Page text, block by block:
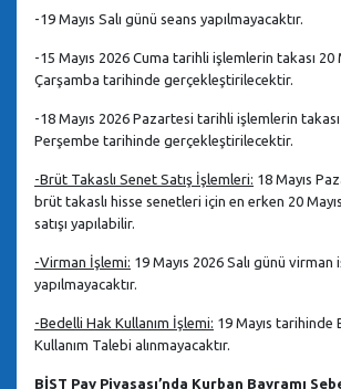
-19 Mayıs Salı günü seans yapılmayacaktır.
-15 Mayıs 2026 Cuma tarihli işlemlerin takası 20
Çarşamba tarihinde gerçekleştirilecektir.
-18 Mayıs 2026 Pazartesi tarihli işlemlerin takası
Perşembe tarihinde gerçekleştirilecektir.
-Brüt Takaslı Senet Satış İşlemleri: 18 Mayıs
brüt takaslı hisse senetleri için en erken 20
satışı yapılabilir.
-Virman İşlemi: 19 Mayıs 2026 Salı günü virman
yapılmayacaktır.
-Bedelli Hak Kullanım İşlemi: 19 Mayıs tarihinde
Kullanım Talebi alınmayacaktır.
BİST Pay Piyasası’nda Kurban Bayramı